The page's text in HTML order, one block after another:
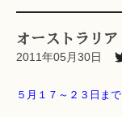
オーストラリア
2011年05月30日
５月１７～２３日ま